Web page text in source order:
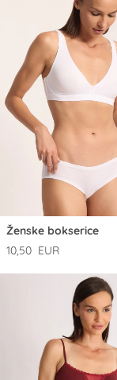
Ženske bokserice
10,50 EUR